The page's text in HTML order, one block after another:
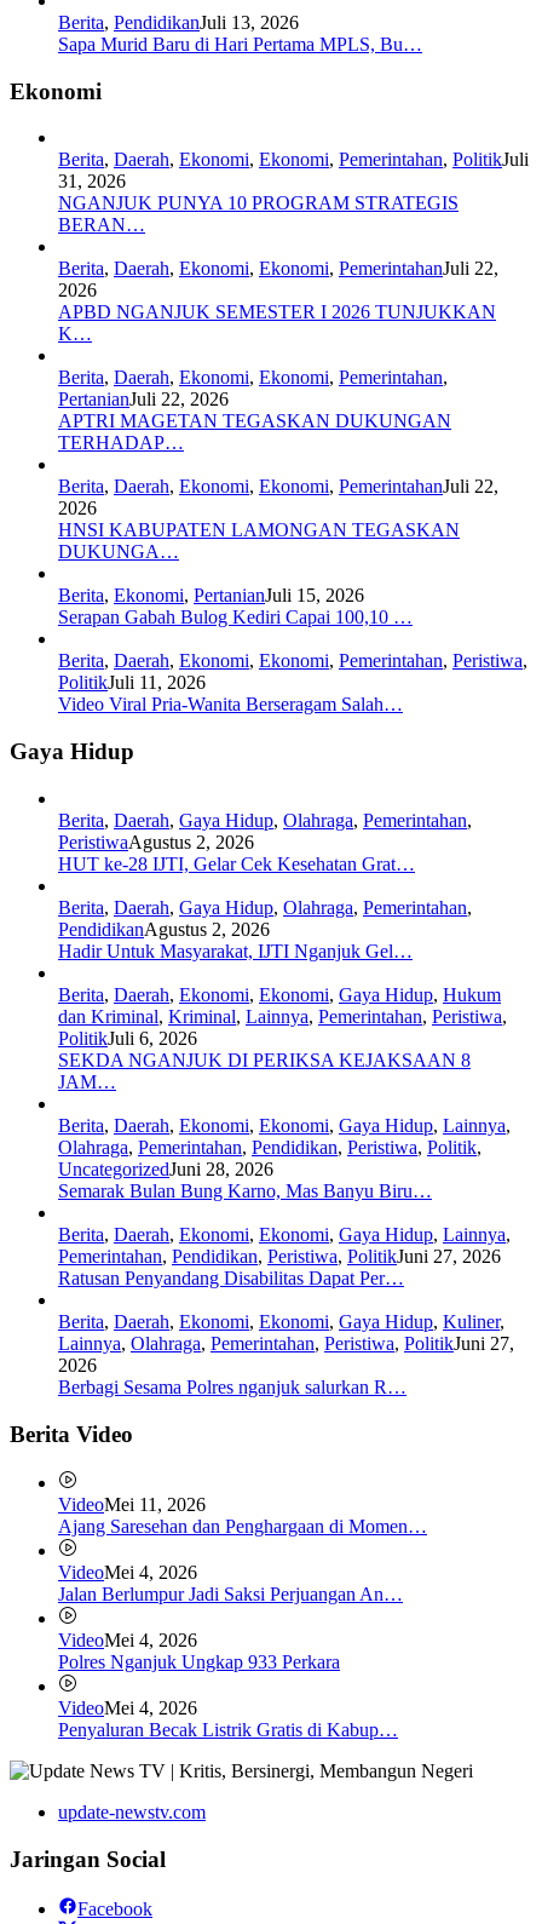
Berita, PendidikanJuli 13, 2026
Sapa Murid Baru di Hari Pertama MPLS, Bu…
Ekonomi
Berita, Daerah, Ekonomi, Ekonomi, Pemerintahan, PolitikJuli
31, 2026
NGANJUK PUNYA 10 PROGRAM STRATEGIS
BERAN…
Berita, Daerah, Ekonomi, Ekonomi, PemerintahanJuli 22,
2026
APBD NGANJUK SEMESTER I 2026 TUNJUKKAN
K…
Berita, Daerah, Ekonomi, Ekonomi, Pemerintahan,
PertanianJuli 22, 2026
APTRI MAGETAN TEGASKAN DUKUNGAN
TERHADAP…
Berita, Daerah, Ekonomi, Ekonomi, PemerintahanJuli 22,
2026
HNSI KABUPATEN LAMONGAN TEGASKAN
DUKUNGA…
Berita, Ekonomi, PertanianJuli 15, 2026
Serapan Gabah Bulog Kediri Capai 100,10 …
Berita, Daerah, Ekonomi, Ekonomi, Pemerintahan, Peristiwa,
PolitikJuli 11, 2026
Video Viral Pria-Wanita Berseragam Salah…
Gaya Hidup
Berita, Daerah, Gaya Hidup, Olahraga, Pemerintahan,
PeristiwaAgustus 2, 2026
HUT ke-28 IJTI, Gelar Cek Kesehatan Grat…
Berita, Daerah, Gaya Hidup, Olahraga, Pemerintahan,
PendidikanAgustus 2, 2026
Hadir Untuk Masyarakat, IJTI Nganjuk Gel…
Berita, Daerah, Ekonomi, Ekonomi, Gaya Hidup, Hukum
dan Kriminal, Kriminal, Lainnya, Pemerintahan, Peristiwa,
PolitikJuli 6, 2026
SEKDA NGANJUK DI PERIKSA KEJAKSAAN 8
JAM…
Berita, Daerah, Ekonomi, Ekonomi, Gaya Hidup, Lainnya,
Olahraga, Pemerintahan, Pendidikan, Peristiwa, Politik,
UncategorizedJuni 28, 2026
Semarak Bulan Bung Karno, Mas Banyu Biru…
Berita, Daerah, Ekonomi, Ekonomi, Gaya Hidup, Lainnya,
Pemerintahan, Pendidikan, Peristiwa, PolitikJuni 27, 2026
Ratusan Penyandang Disabilitas Dapat Per…
Berita, Daerah, Ekonomi, Ekonomi, Gaya Hidup, Kuliner,
Lainnya, Olahraga, Pemerintahan, Peristiwa, PolitikJuni 27,
2026
Berbagi Sesama Polres nganjuk salurkan R…
Berita Video
VideoMei 11, 2026
Ajang Saresehan dan Penghargaan di Momen…
VideoMei 4, 2026
Jalan Berlumpur Jadi Saksi Perjuangan An…
VideoMei 4, 2026
Polres Nganjuk Ungkap 933 Perkara
VideoMei 4, 2026
Penyaluran Becak Listrik Gratis di Kabup…
update-newstv.com
Jaringan Social
Facebook